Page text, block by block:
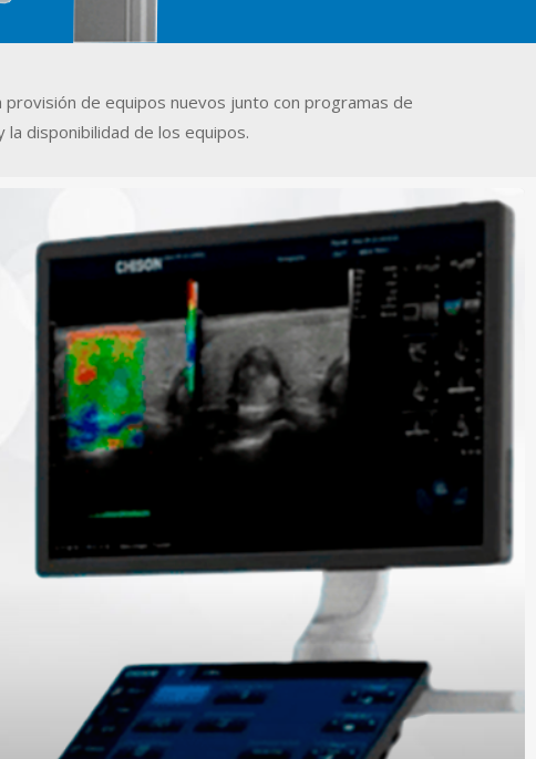
de equipos nuevos junto con programas de
disponibilidad de los equipos.